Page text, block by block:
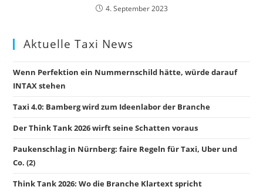
4. September 2023
Aktuelle Taxi News
Wenn Perfektion ein Nummernschild hätte, würde darauf
INTAX stehen
Taxi 4.0: Bamberg wird zum Ideenlabor der Branche
Der Think Tank 2026 wirft seine Schatten voraus
Paukenschlag in Nürnberg: faire Regeln für Taxi, Uber und
Co. (2)
Think Tank 2026: Wo die Branche Klartext spricht